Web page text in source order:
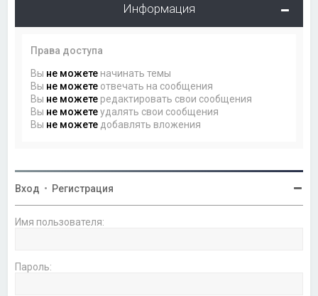
Информация
Права доступа
Вы не можете начинать темы
Вы не можете отвечать на сообщения
Вы не можете редактировать свои сообщения
Вы не можетеудалять свои сообщения
Вы не можете добавлять вложения
Вход • Регистрация
Имя пользователя:
Пароль: